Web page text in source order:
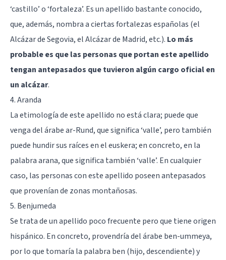
‘castillo’ o ‘fortaleza’. Es un apellido bastante conocido,
que, además, nombra a ciertas fortalezas españolas (el
Alcázar de Segovia, el Alcázar de Madrid, etc.). Lo más
probable es que las personas que portan este apellido
tengan antepasados que tuvieron algún cargo oficial en
un alcázar.
4. Aranda
La etimología de este apellido no está clara; puede que
venga del árabe ar-Rund, que significa ‘valle’, pero también
puede hundir sus raíces en el euskera; en concreto, en la
palabra arana, que significa también ‘valle’. En cualquier
caso, las personas con este apellido poseen antepasados
que provenían de zonas montañosas.
5. Benjumeda
Se trata de un apellido poco frecuente pero que tiene origen
hispánico. En concreto, provendría del árabe ben-ummeya,
por lo que tomaría la palabra ben (hijo, descendiente) y